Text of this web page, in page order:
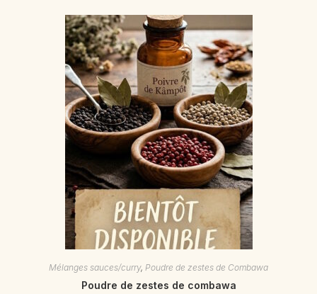
Mélanges sauces/curry, Poudre de zestes de Combawa
Poudre de zestes de combawa